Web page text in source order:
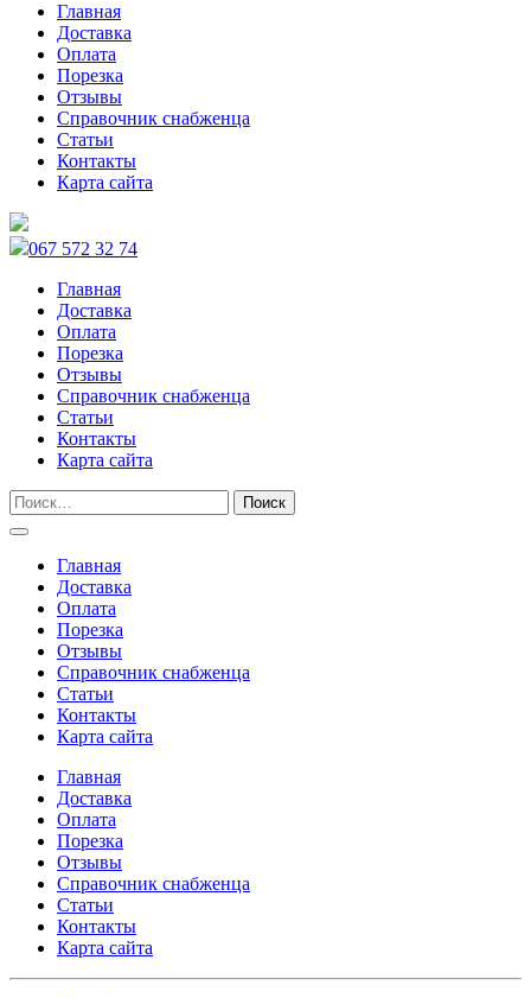
Главная
Доставка
Оплата
Порезка
Отзывы
Справочник снабженца
Статьи
Контакты
Карта сайта
067 572 32 74
Главная
Доставка
Оплата
Порезка
Отзывы
Справочник снабженца
Статьи
Контакты
Карта сайта
Главная
Доставка
Оплата
Порезка
Отзывы
Справочник снабженца
Статьи
Контакты
Карта сайта
Главная
Доставка
Оплата
Порезка
Отзывы
Справочник снабженца
Статьи
Контакты
Карта сайта